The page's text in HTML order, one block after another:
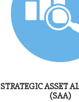
STRATEGIC ASSET
(SAA)